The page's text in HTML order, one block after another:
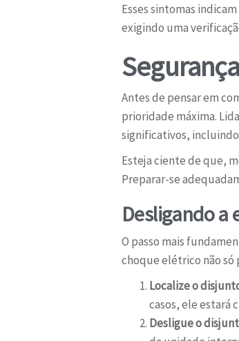
Esses sintomas
exigindo uma
Antes de pensar em
prioridade máxima.
significativos,
Esteja ciente de que,
Preparar-se
Desligando a
O passo mais
choque elétrico não só
Localize o
casos, ele estará
Desligue o